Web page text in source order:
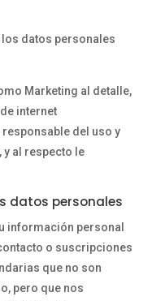
datos personales
Marketing al detalle,
internet
responsable del uso y
al respecto le
datos personales
información personal
o suscripciones
que no son
pero que nos